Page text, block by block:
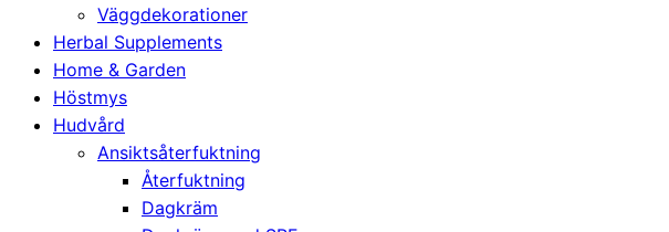
Väggdekorationer
Herbal Supplements
Home & Garden
Höstmys
Hudvård
Ansiktsåterfuktning
Återfuktning
Dagkräm